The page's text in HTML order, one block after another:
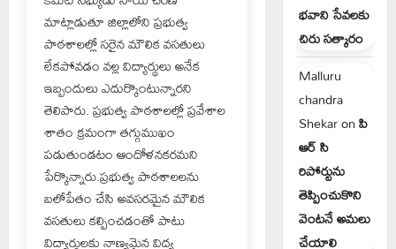
మాట్లాడుతూ జిల్లాలోని ప్రభుత్వ
పాఠశాలల్లో సరైన మౌలిక వసతులు
లేకపోవడం వల్ల విద్యార్థులు అనేక
ఇబ్బందులు ఎదుర్కొంటున్నారని
తెలిపారు. ప్రభుత్వ పాఠశాలల్లో ప్రవేశాల
శాతం క్రమంగా తగ్గుముఖం
పడుతుండటం ఆందోళనకరమని
పేర్కొన్నారు.ప్రభుత్వ పాఠశాలలను
బలోపేతం చేసి అవసరమైన మౌలిక
వసతులు కల్పించడంతో పాటు
విద్యార్థులకు నాణ్యమైన విద్య
భవాని సేవలకు
చిరు సత్కారం
Malluru
chandra
Shekaronపి
ఆర్ సి
రిపోర్టును
తెప్పించుకొని
వెంటనే అమలు
చేయాలి